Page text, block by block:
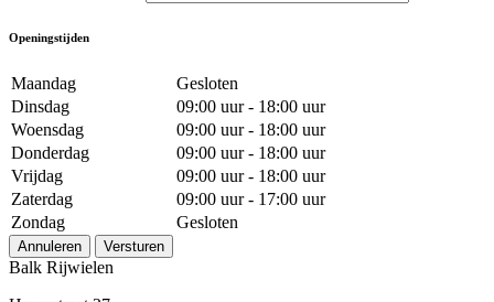
Openingstijden
Maandag
Gesloten
Dinsdag
09:00 uur - 18:00 uur
Woensdag
09:00 uur - 18:00 uur
Donderdag
09:00 uur - 18:00 uur
Vrijdag
09:00 uur - 18:00 uur
Zaterdag
09:00 uur - 17:00 uur
Zondag
Gesloten
Annuleren Versturen
Balk Rijwielen